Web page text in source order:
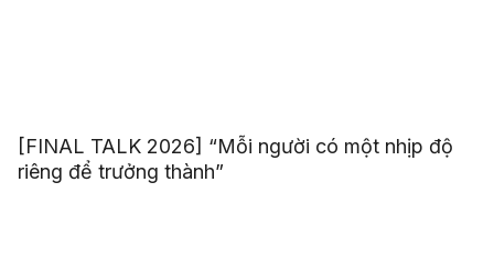
[FINAL TALK 2026] “Mỗi người có một nhịp độ
riêng để trưởng thành”